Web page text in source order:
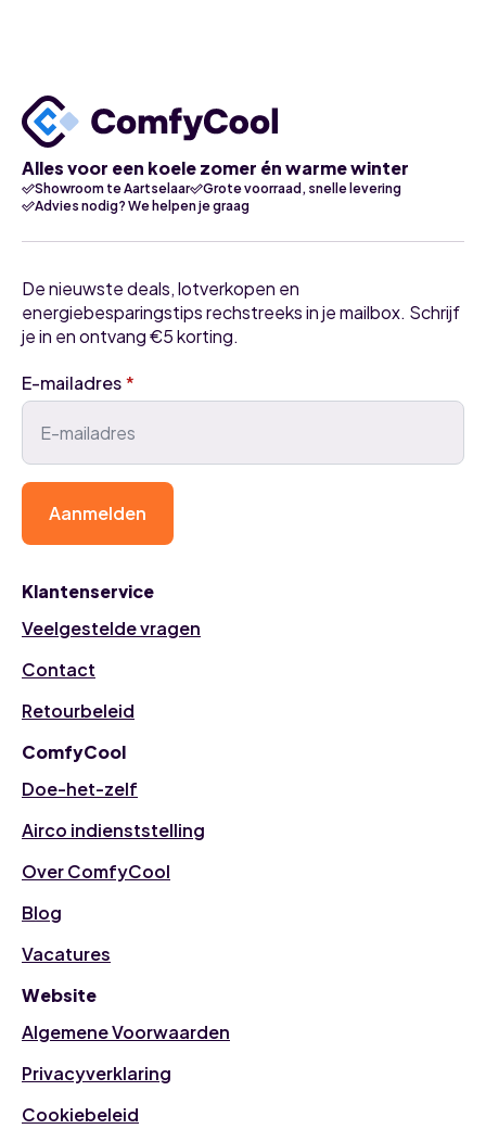
Alles voor een koele zomer én warme winter
Showroom te Aartselaar
Grote voorraad, snelle levering
Advies nodig? We helpen je graag
Klantenservice
Veelgestelde vragen
Contact
Retourbeleid
ComfyCool
Doe-het-zelf
Airco indienststelling
Over ComfyCool
Blog
Vacatures
Website
Algemene Voorwaarden
Privacyverklaring
Cookiebeleid
De nieuwste deals, lotverkopen en
energiebesparingstips rechstreeks in je mailbox. Schrijf
je in en ontvang €5 korting.
E-mailadres*
Aanmelden